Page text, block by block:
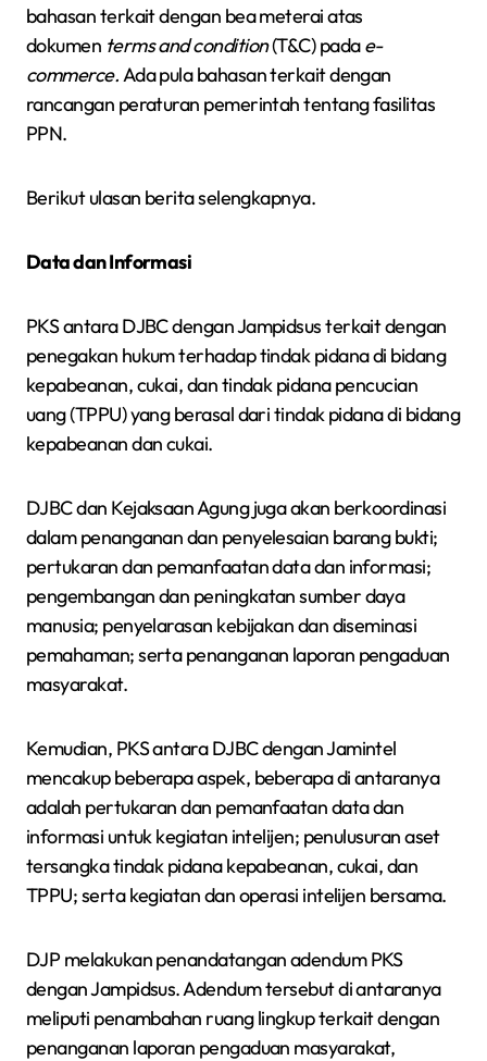
bahasan terkait dengan bea meterai atas
dokumen terms and condition(T&C) padae-
commerce.Ada pula bahasan terkait dengan
rancangan peraturan pemerintah tentang fasilitas
PPN.
Berikut ulasan berita selengkapnya.
Data dan Informasi
PKS antara DJBC dengan Jampidsus terkait dengan
penegakan hukum terhadap tindak pidana di bidang
kepabeanan, cukai, dan tindak pidana pencucian
uang (TPPU) yang berasal dari tindak pidana di bidang
kepabeanan dan cukai.
DJBC dan Kejaksaan Agung juga akan berkoordinasi
dalam penanganan dan penyelesaian barang bukti;
pertukaran dan pemanfaatan data dan informasi;
pengembangan dan peningkatan sumber daya
manusia; penyelarasan kebijakan dan diseminasi
pemahaman; serta penanganan laporan pengaduan
masyarakat.
Kemudian, PKS antara DJBC dengan Jamintel
mencakup beberapa aspek, beberapa di antaranya
adalah pertukaran dan pemanfaatan data dan
informasi untuk kegiatan intelijen; penulusuran aset
tersangka tindak pidana kepabeanan, cukai, dan
TPPU; serta kegiatan dan operasi intelijen bersama.
DJP melakukan penandatangan adendum PKS
dengan Jampidsus. Adendum tersebut di antaranya
meliputi penambahan ruang lingkup terkait dengan
penanganan laporan pengaduan masyarakat,